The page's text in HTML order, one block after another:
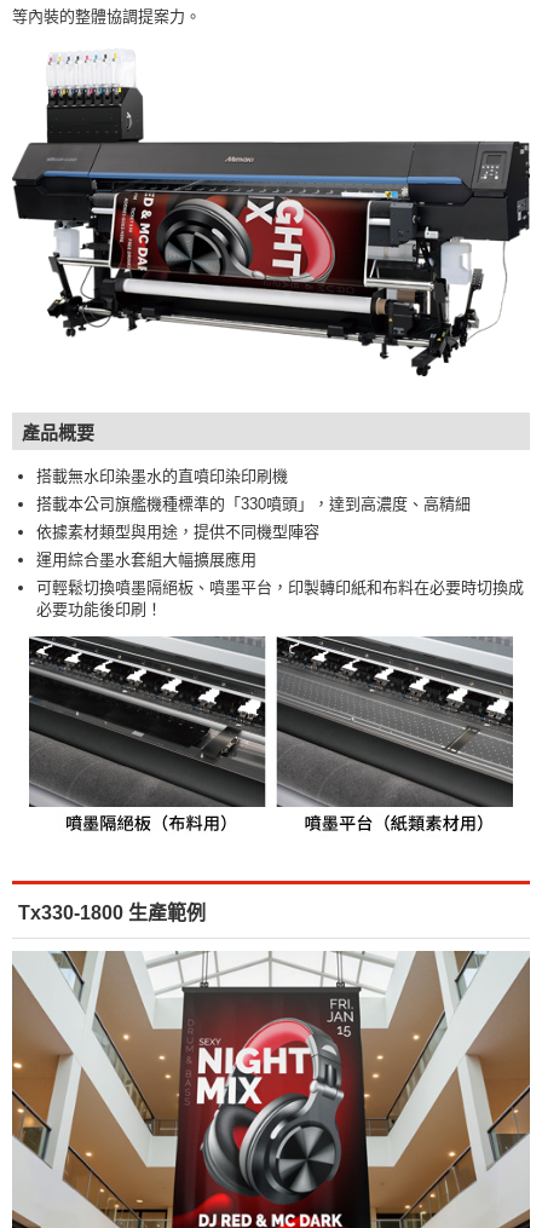
等內裝的整體協調提案力。
產品概要
搭載無水印染墨水的直噴印染印刷機
搭載本公司旗艦機種標準的「330噴頭」，達到高濃度、高精細
依據素材類型與用途，提供不同機型陣容
運用綜合墨水套組大幅擴展應用
可輕鬆切換噴墨隔絕板、噴墨平台，印製轉印紙和布料在必要時切換成
必要功能後印刷！
Tx330-1800 生產範例